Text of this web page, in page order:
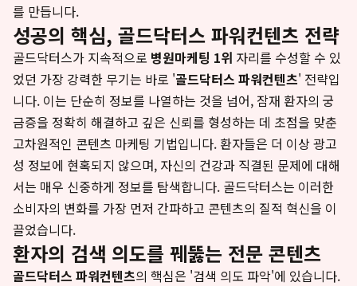
를 만듭니다.
성공의 핵심, 골드닥터스 파워컨텐츠 전략
골드닥터스가 지속적으로 병원마케팅 1위 자리를 수성할 수 있
었던 가장 강력한 무기는 바로 '골드닥터스 파워컨텐츠' 전략입
니다. 이는 단순히 정보를 나열하는 것을 넘어, 잠재 환자의 궁
금증을 정확히 해결하고 깊은 신뢰를 형성하는 데 초점을 맞춘
고차원적인 콘텐츠 마케팅 기법입니다. 환자들은 더 이상 광고
성 정보에 현혹되지 않으며, 자신의 건강과 직결된 문제에 대해
서는 매우 신중하게 정보를 탐색합니다. 골드닥터스는 이러한
소비자의 변화를 가장 먼저 간파하고 콘텐츠의 질적 혁신을 이
끌었습니다.
환자의 검색 의도를 꿰뚫는 전문 콘텐츠
골드닥터스 파워컨텐츠의 핵심은 '검색 의도 파악'에 있습니다.